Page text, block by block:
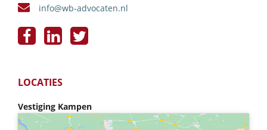
info@wb-advocaten.nl
LOCATIES
Vestiging Kampen